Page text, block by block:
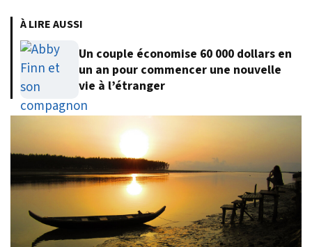
À LIRE AUSSI
Un couple économise 60 000 dollars en
un an pour commencer une nouvelle
vie à l’étranger